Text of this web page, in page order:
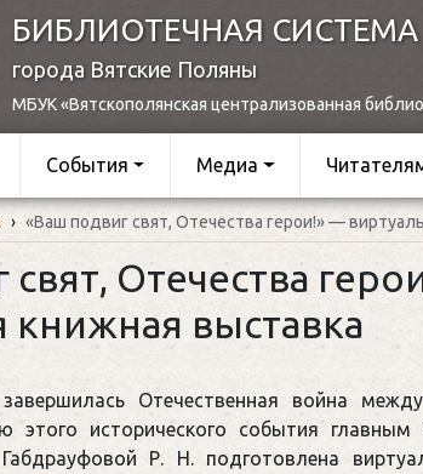
БИБЛИОТЕЧНАЯ СИСТЕМА
города Вятские Поляны
МБУК «Вятскополянская централизованная
События Медиа
› «Ваш подвиг свят, Отечества герои!» —
Отечества
книжная выставка
Отечественная война
этого исторического события главным
Р. Н. подготовлена